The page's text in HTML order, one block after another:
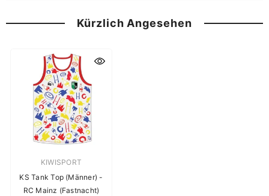
Kürzlich Angesehen
Verkäuferin:
KIWISPORT
KS Tank Top (Männer) -
RC Mainz (Fastnacht)